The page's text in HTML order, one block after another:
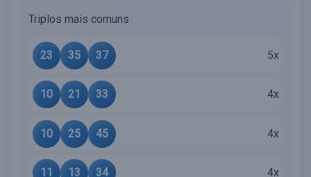
Triplos mais comuns
23 35 37 5x
10 21 33 4x
10 25 45 4x
11 13 34 4x